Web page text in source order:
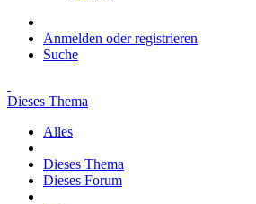
Anmelden oder registrieren
Suche
Dieses Thema
Alles
Dieses Thema
Dieses Forum